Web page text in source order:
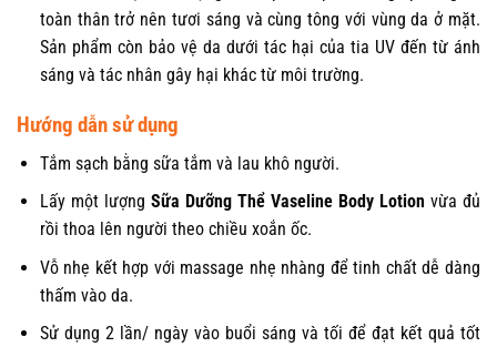
toàn thân trở nên tươi sáng và cùng tông với vùng da ở mặt.
Sản phẩm còn bảo vệ da dưới tác hại của tia UV đến từ ánh
sáng và tác nhân gây hại khác từ môi trường.
Hướng dẫn sử dụng
Tắm sạch bằng sữa tắm và lau khô người.
Lấy một lượng Sữa Dưỡng Thể Vaseline Body Lotion vừa đủ
rồi thoa lên người theo chiều xoắn ốc.
Vỗ nhẹ kết hợp với massage nhẹ nhàng để tinh chất dễ dàng
thấm vào da.
Sử dụng 2 lần/ ngày vào buổi sáng và tối để đạt kết quả tốt